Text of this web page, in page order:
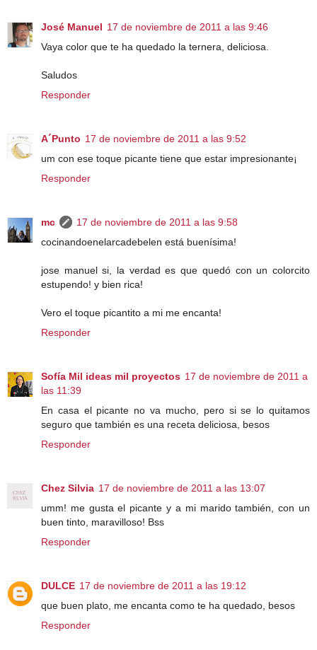
José Manuel 17 de noviembre de 2011 a las 9:46
Vaya color que te ha quedado la ternera, deliciosa.
Saludos
Responder
A´Punto 17 de noviembre de 2011 a las 9:52
um con ese toque picante tiene que estar impresionante¡
Responder
mc
17 de noviembre de 2011 a las 9:58
cocinandoenelarcadebelen está buenísima!
jose manuel si, la verdad es que quedó con un colorcito
estupendo! y bien rica!
Vero el toque picantito a mi me encanta!
Responder
Sofía Mil ideas mil proyectos 17 de noviembre de 2011 a
las 11:39
En casa el picante no va mucho, pero si se lo quitamos
seguro que también es una receta deliciosa, besos
Responder
Chez Silvia 17 de noviembre de 2011 a las 13:07
umm! me gusta el picante y a mi marido también, con un
buen tinto, maravilloso! Bss
Responder
DULCE 17 de noviembre de 2011 a las 19:12
que buen plato, me encanta como te ha quedado, besos
Responder